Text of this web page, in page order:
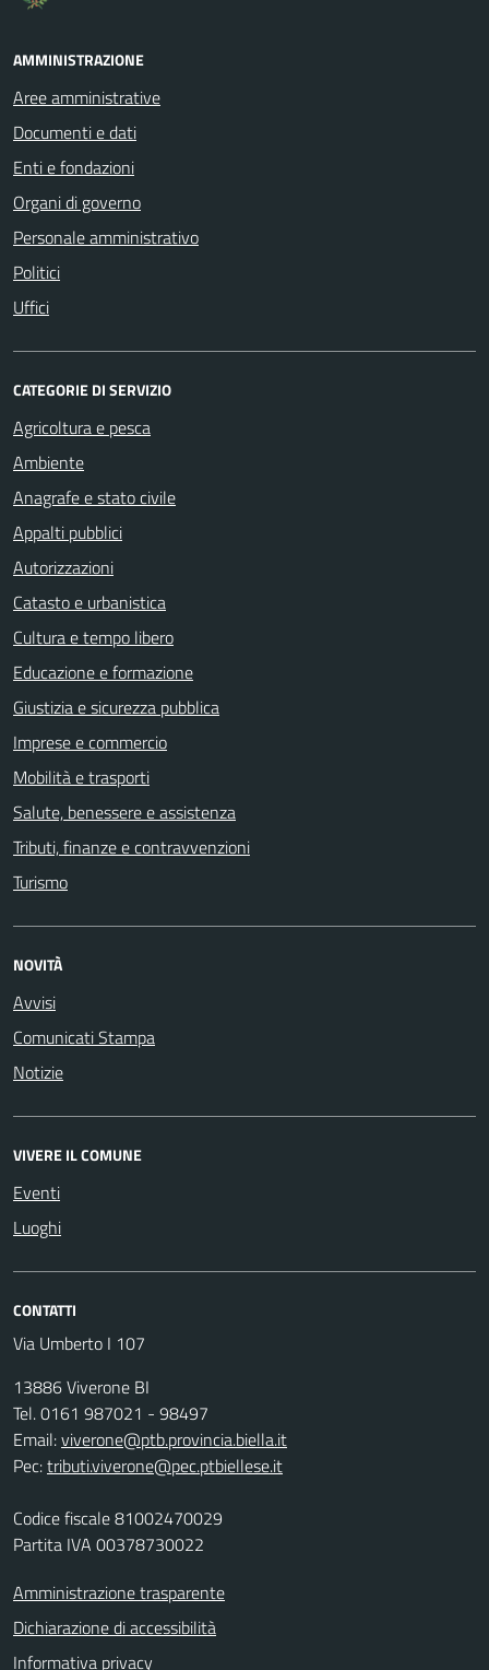
AMMINISTRAZIONE
Aree amministrative
Documenti e dati
Enti e fondazioni
Organi di governo
Personale amministrativo
Politici
Uffici
CATEGORIE DI SERVIZIO
Agricoltura e pesca
Ambiente
Anagrafe e stato civile
Appalti pubblici
Autorizzazioni
Catasto e urbanistica
Cultura e tempo libero
Educazione e formazione
Giustizia e sicurezza pubblica
Imprese e commercio
Mobilità e trasporti
Salute, benessere e assistenza
Tributi, finanze e contravvenzioni
Turismo
NOVITÀ
Avvisi
Comunicati Stampa
Notizie
VIVERE IL COMUNE
Eventi
Luoghi
CONTATTI
Via Umberto I 107
13886 Viverone BI
Tel. 0161 987021 - 98497
Email:viverone@ptb.provincia.biella.it
Pec:tributi.viverone@pec.ptbiellese.it
Codice fiscale 81002470029
Partita IVA 00378730022
Amministrazione trasparente
Dichiarazione di accessibilità
Informativa privacy